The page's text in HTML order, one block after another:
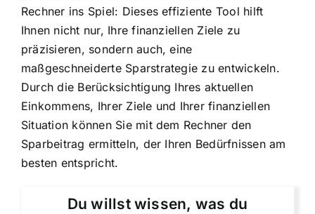
Rechner ins Spiel: Dieses effiziente Tool hilft
Ihnen nicht nur, Ihre finanziellen Ziele zu
präzisieren, sondern auch, eine
maßgeschneiderte Sparstrategie zu entwickeln.
Durch die Berücksichtigung Ihres aktuellen
Einkommens, Ihrer Ziele und Ihrer finanziellen
Situation können Sie mit dem Rechner den
Sparbeitrag ermitteln, der Ihren Bedürfnissen am
besten entspricht.
Du willst wissen, was du